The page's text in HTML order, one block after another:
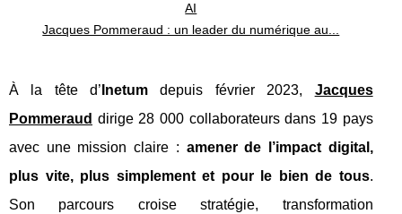
AI
Jacques Pommeraud : un leader du numérique au...
À la tête d’ Inetum depuis février 2023, Jacques
Pommeraud dirige 28 000 collaborateurs dans 19 pays
avec une mission claire : amener de l’impact digital,
plus vite, plus simplement et pour le bien de tous.
Son parcours croise stratégie, transformation